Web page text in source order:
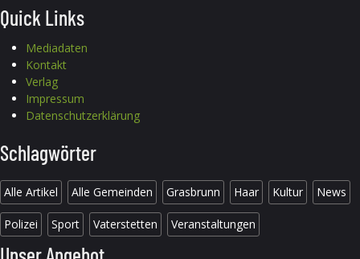
Quick Links
Mediadaten
Kontakt
Verlag
Impressum
Datenschutzerklärung
Schlagwörter
Alle Artikel Alle Gemeinden Grasbrunn Haar Kultur News
Polizei Sport Vaterstetten Veranstaltungen